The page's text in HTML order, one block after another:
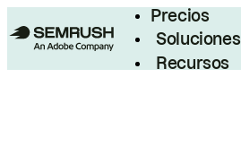
Precios
Soluciones
Recursos